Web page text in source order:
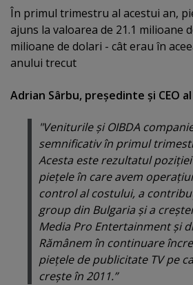
În primul trimestru al acestui an,
ajuns la valoarea de 21.1 milioane
milioane de dolari - cât erau în
anului trecut
Adrian Sârbu, preşedinte şi CEO al
"Veniturile şi OIBDA
semnificativ în primul
Acesta este rezultatul
pieţele în care avem
control al costului, a
group din Bulgaria şi a
Media Pro Entertainment şi
Rămânem în continuare
pieţele de publicitate TV pe
creşte în 2011.”